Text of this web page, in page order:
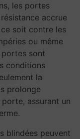
les portes
accrue
soit contre les
ou même
sont
conditions
la
prolonge
assurant un
blindées peuvent